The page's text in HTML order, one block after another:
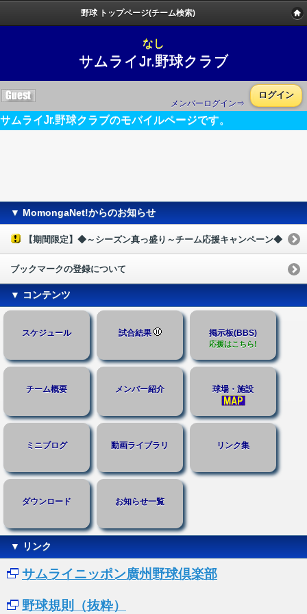
野球 トップページ(チーム検索)
なし
サムライJr.野球クラブ
メンバーログイン⇒
ログイン
サムライJr.野球クラブのモバイルページです。
▼ MomongaNet!からのお知らせ
【期間限定】◆～シーズン真っ盛り～チーム応援キャンペーン◆
ブックマークの登録について
▼ コンテンツ
スケジュール 試合結果 掲示板(BBS)
応援はこちら!
チーム概要 メンバー紹介 球場・施設
ミニブログ 動画ライブラリ リンク集
ダウンロード お知らせ一覧
▼ リンク
サムライニッポン廣州野球倶楽部
野球規則（抜粋）